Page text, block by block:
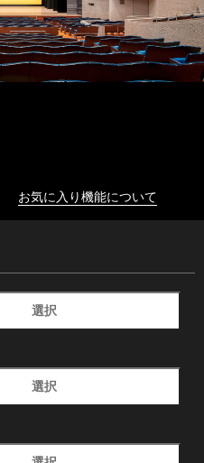
お気に入り機能について
選択
選択